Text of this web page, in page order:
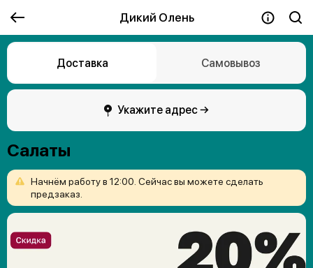
Дикий Олень
Доставка Самовывоз
Укажите адрес →
Салаты
Начнём работув 12:00. Сейчасвы можете сделать
предзаказ.